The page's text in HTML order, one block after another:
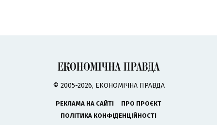
© 2005-2026, ЕКОНОМІЧНА ПРАВДА
РЕКЛАМА НА САЙТІ
ПРО ПРОЄКТ
ПОЛІТИКА КОНФІДЕНЦІЙНОСТІ